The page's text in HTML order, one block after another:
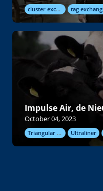
cluster exchange tag
October 04, 2023
Triangular inflations Ultraliner